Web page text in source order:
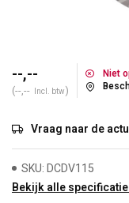
--,--
(--,-- Incl. btw)
Niet
Vraag naar de
SKU: DCDV115
Bekijk alle